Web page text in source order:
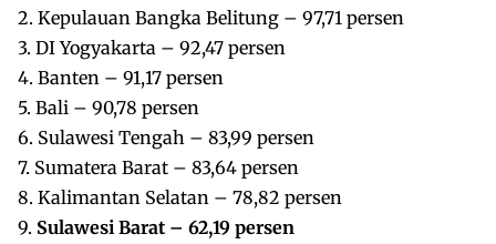
2. Kepulauan Bangka Belitung – 97,71 persen
3. DI Yogyakarta – 92,47 persen
4. Banten – 91,17 persen
5. Bali – 90,78 persen
6. Sulawesi Tengah – 83,99 persen
7. Sumatera Barat – 83,64 persen
8. Kalimantan Selatan – 78,82 persen
9. Sulawesi Barat – 62,19 persen